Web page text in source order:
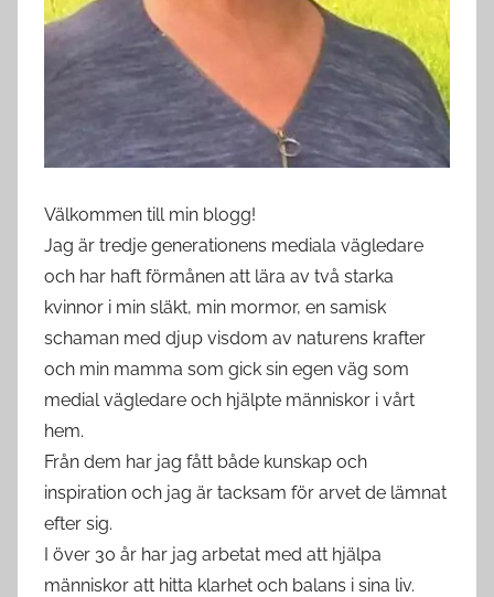
Välkommen till min blogg!
Jag är tredje generationens mediala vägledare
och har haft förmånen att lära av två starka
kvinnor i min släkt, min mormor, en samisk
schaman med djup visdom av naturens krafter
och min mamma som gick sin egen väg som
medial vägledare och hjälpte människor i vårt
hem.
Från dem har jag fått både kunskap och
inspiration och jag är tacksam för arvet de lämnat
efter sig.
I över 30 år har jag arbetat med att hjälpa
människor att hitta klarhet och balans i sina liv.